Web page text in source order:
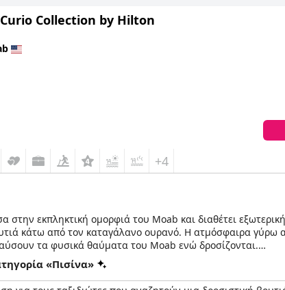
Collection by Hilton
+4
εκπληκτική ομορφιά του Moab και διαθέτει
κάτω από τον καταγάλανο ουρανό. Η ατμόσφαιρα γύρω
τα φυσικά θαύματα του Moab ενώ δροσίζονται.
Με σχολαστικό σχεδιασμό που αντικατοπτρίζει το
εμπειρία, επιτρέποντας στους επισκέπτες να
«Πισίνα»